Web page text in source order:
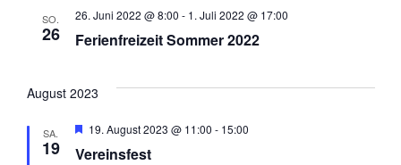
SO.
26 Ferienfreizeit Sommer 2022
26. Juni 2022 @ 8:00 - 1. Juli 2022 @ 17:00
August 2023
SA.
19 Vereinsfest
Hervorgehoben
19. August 2023 @ 11:00 - 15:00